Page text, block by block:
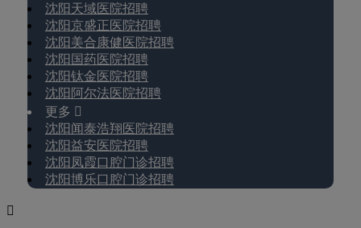
沈阳天域医院招聘
沈阳京盛正医院招聘
沈阳美合康健医院招聘
沈阳国药医院招聘
沈阳钛金医院招聘
沈阳阿尔法医院招聘
更多 
沈阳闻泰浩翔医院招聘
沈阳益安医院招聘
沈阳凤霞口腔门诊招聘
沈阳博乐口腔门诊招聘
